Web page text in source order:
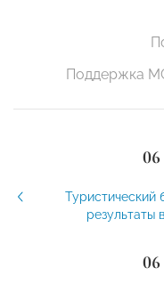
Поддержка
06
Туристический
результаты
06